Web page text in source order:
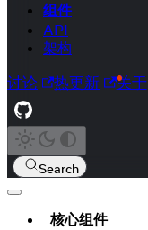
组件
API
架构
讨论 热更新 关于
Search
核心组件